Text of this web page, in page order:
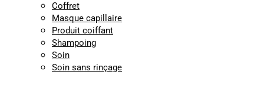
Coffret
Masque capillaire
Produit coiffant
Shampoing
Soin
Soin sans rinçage